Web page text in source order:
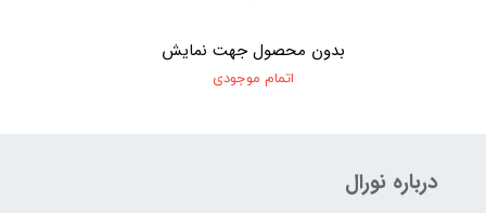
بدون محصول جهت نمایش
اتمام موجودی
درباره نورال